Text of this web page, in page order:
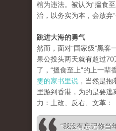
棺为违法。被认为“搵食
治，以务实为本，会放弃“
跳进大海的勇气
然而，面对“国家级”黑客
果公投头两天就有超过
了，“搵食至上”的上一辈
雯的家书里说 ，当然是
里游到香港，为的是要逃
力：土改、反右、文革：
“我没有忘记你当